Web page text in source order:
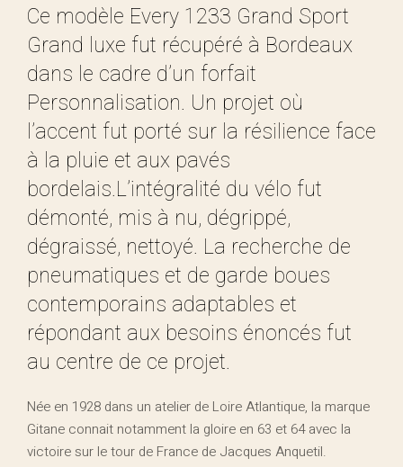
Ce modèle Every 1233 Grand Sport
Grand luxe fut récupéré à Bordeaux
dans le cadre d’un forfait
Personnalisation. Un projet où
l’accent fut porté sur la résilience face
à la pluie et aux pavés
bordelais.L’intégralité du vélo fut
démonté, mis à nu, dégrippé,
dégraissé, nettoyé. La recherche de
pneumatiques et de garde boues
contemporains adaptables et
répondant aux besoins énoncés fut
au centre de ce projet.
Née en 1928 dans un atelier de Loire Atlantique, la marque
Gitane connait notamment la gloire en 63 et 64 avec la
victoire sur le tour de France de Jacques Anquetil.